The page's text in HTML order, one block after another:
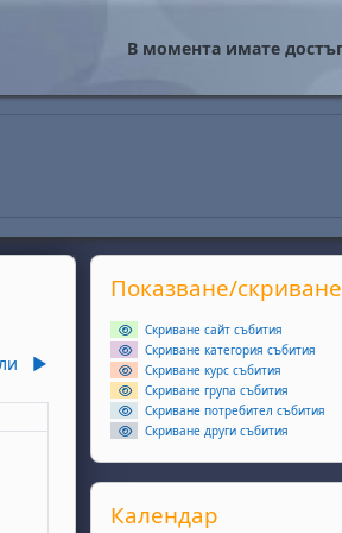
В момента имате
▶︎
6 юнинеделя, 7 юни
Прескочи Показване/скриване
Показване/
Скриване сайт събития
Скриване категория събития
Скриване курс събития
Скриване група събития
Скриване потребител събития
Скриване други събития
Прескочи Календар
Календар